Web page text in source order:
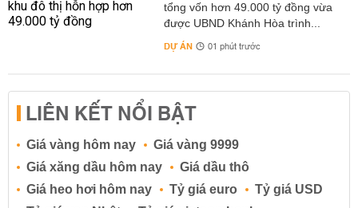
tổng vốn hơn 49.000 tỷ đồng vừa
được UBND Khánh Hòa trình...
DỰ ÁN 01 phút trước
LIÊN KẾT NỔI BẬT
Giá vàng hôm nay
Giá vàng 9999
Giá xăng dầu hôm nay
Giá dầu thô
Giá heo hơi hôm nay
Tỷ giá euro
Tỷ giá USD